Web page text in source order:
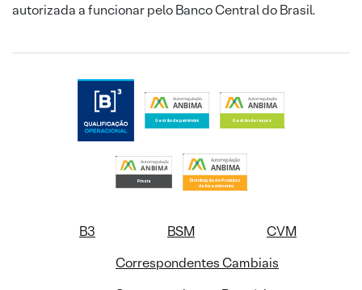
autorizada a funcionar pelo Banco Central do Brasil.
B3 BSM
CVM
Correspondentes Cambiais